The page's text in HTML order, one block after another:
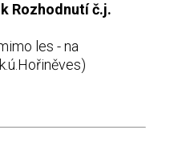
Rozhodnutí č.j.
les - na